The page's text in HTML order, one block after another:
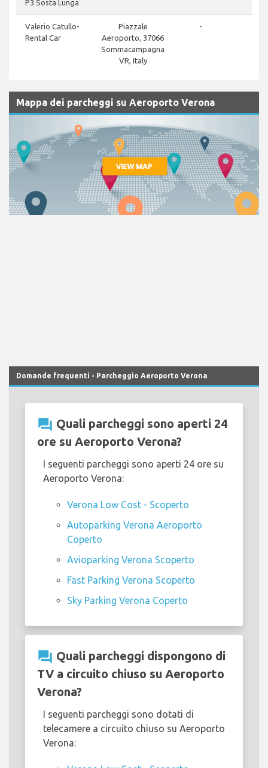
P3 Sosta Lunga
Valerio Catullo-
Rental Car
Piazzale
Aeroporto, 37066
Sommacampagna
VR, Italy
-
Mappa dei parcheggi su Aeroporto Verona
Domande frequenti - Parcheggio Aeroporto Verona
question_answer Quali parcheggi sono aperti 24
ore su Aeroporto Verona?
I seguenti parcheggi sono aperti 24 ore su
Aeroporto Verona:
Verona Low Cost - Scoperto
Autoparking Verona Aeroporto
Coperto
Avioparking Verona Scoperto
Fast Parking Verona Scoperto
Sky Parking Verona Coperto
question_answer Quali parcheggi dispongono di
TV a circuito chiuso su Aeroporto
Verona?
I seguenti parcheggi sono dotati di
telecamere a circuito chiuso su Aeroporto
Verona: